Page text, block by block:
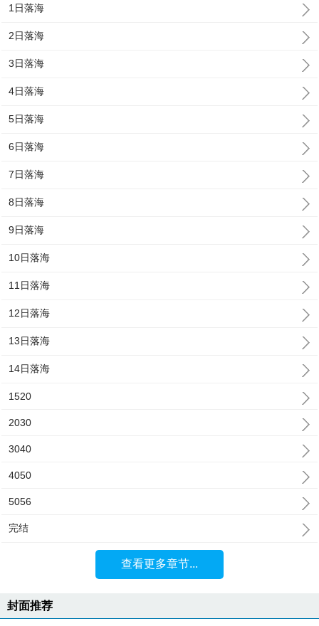
1日落海
2日落海
3日落海
4日落海
5日落海
6日落海
7日落海
8日落海
9日落海
10日落海
11日落海
12日落海
13日落海
14日落海
1520
2030
3040
4050
5056
完结
查看更多章节...
封面推荐